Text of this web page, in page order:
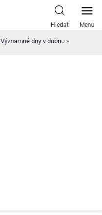
Hledat Menu
Významné dny v dubnu »